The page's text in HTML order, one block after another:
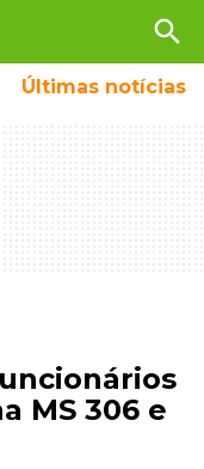
search
Últimas notícias
MS 306 e